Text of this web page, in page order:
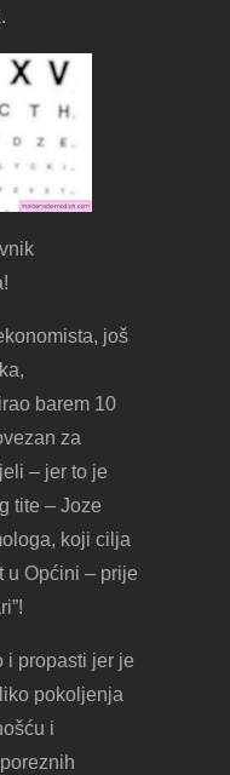
još
barem 10
za
– jer to je
tite – Joze
koji cilja
u Općini – prije
i propasti jer je
pokoljenja
i